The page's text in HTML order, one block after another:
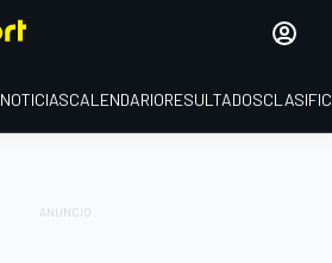
NOTICIASCALENDARIORESULTADOS